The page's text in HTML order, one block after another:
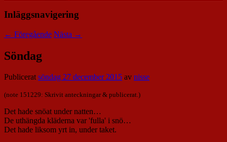
Inläggsnavigering
← Föregående Nästa →
Söndag
Publiceratsöndag 27 december 2015 av nisse
(note 151229: Skrivit anteckningar & publicerat.)
Det hade snöat under natten…
De uthängda kläderna var 'fulla' i snö…
Det hade liksom yrt in, under taket.